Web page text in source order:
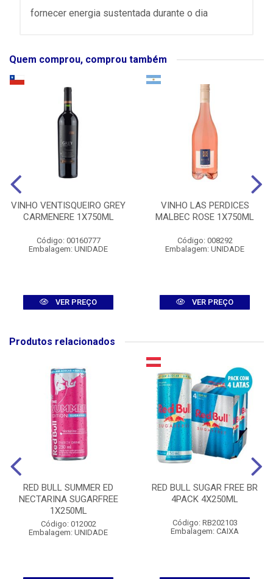
fornecer energia sustentada durante o dia
Quem comprou, comprou também
VINHO VENTISQUEIRO GREY
CARMENERE 1X750ML
Código: 00160777
Embalagem: UNIDADE
VER PREÇO
VINHO LAS PERDICES
MALBEC ROSE 1X750ML
Código: 008292
Embalagem: UNIDADE
VER PREÇO
Produtos relacionados
RED BULL SUMMER ED
NECTARINA SUGARFREE
1X250ML
Código: 012002
Embalagem: UNIDADE
RED BULL SUGAR FREE BR
4PACK 4X250ML
Código: RB202103
Embalagem: CAIXA